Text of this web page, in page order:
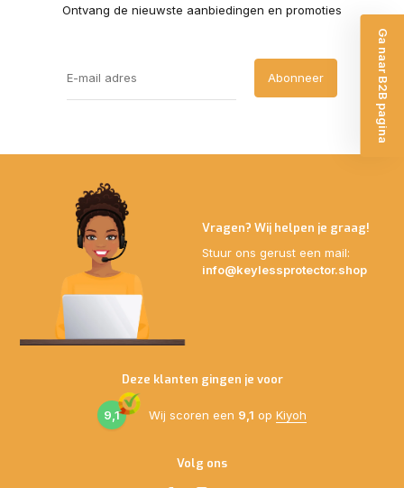
Ontvang de nieuwste aanbiedingen en promoties
Abonneer
Vragen? Wij helpen je graag!
Stuur ons gerust een mail:
info@keylessprotector.shop
Deze klanten gingen je voor
9,1 Wij scoren een 9,1 op Kiyoh
Volg ons
Ga naar B2B pagina